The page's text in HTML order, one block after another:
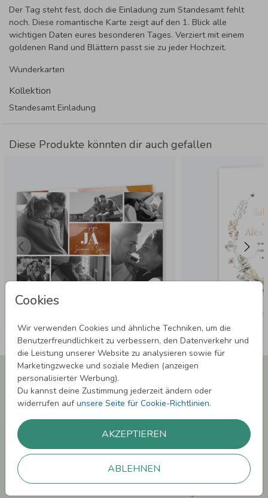
Cookies
Wir verwenden Cookies und ähnliche Techniken, um die
Benutzerfreundlichkeit zu verbessern, den Datenverkehr und
die Leistung unserer Website zu analysieren sowie für
Marketingzwecke und soziale Medien (anzeigen
personalisierter Werbung).
Du kannst deine Zustimmung jederzeit ändern oder
widerrufen aufunsere Seite für Cookie-Richtlinien.
AKZEPTIEREN
ABLEHNEN
Der Tag steht fest, doch die Einladung zum Standesamt fehlt
noch. Diese romantische Karte zeigt auf den 1. Blick alle
wichtigen Daten eures besonderen Tages. Verziert mit einem
goldenen Rand und Blättern passt sie zu jeder Hochzeit.
Wunderkarten
Kollektion
Standesamt Einladung
Diese Produkte könnten dir auch gefallen
Newsletter abonnieren und 5,00 € Rabatt**
sichern!
Melde Dich zu unserem Newsletter an und bleibe auf dem
Einwilligung zur Datennutzung für Marketingzwecke: Hiermit willigst Du ein,